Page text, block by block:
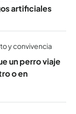
artificiales
y convivencia
un perro viaje
o en